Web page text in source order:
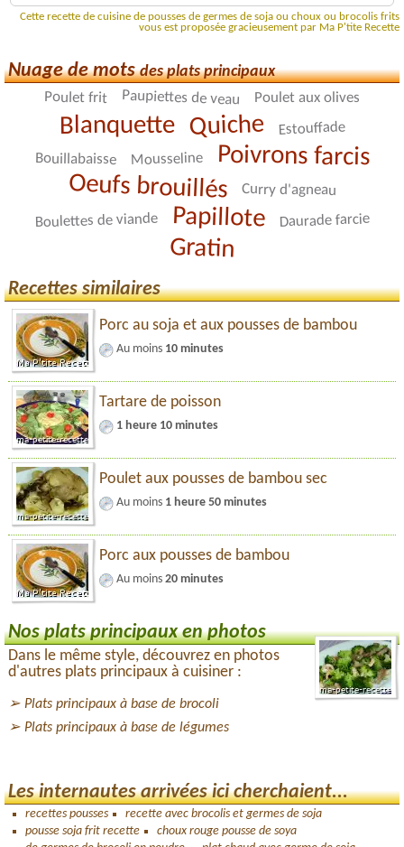
Cette recette de cuisine de pousses de germes de soja ou choux ou brocolis frits
vous est proposée gracieusement par Ma P'tite Recette
Nuage de motsdes plats principaux
Poulet frit Paupiettes de veau Poulet aux olives
Blanquette Quiche Estouffade
Bouillabaisse Mousseline Poivrons farcis
Oeufs brouillés Curry d'agneau
Boulettes de viande Papillote Daurade farcie
Gratin
Recettes similaires
Porc au soja et aux pousses de bambou
Au moins 10 minutes
Tartare de poisson
1 heure 10 minutes
Poulet aux pousses de bambou sec
Au moins 1 heure 50 minutes
Porc aux pousses de bambou
Au moins 20 minutes
Nos plats principaux en photos
Dans le même style, découvrez en photos
d'autres plats principaux à cuisiner :
Plats principaux à base de brocoli
Plats principaux à base de légumes
Les internautes arrivées ici cherchaient...
recettes pousses
recette avec brocolis et germes de soja
pousse soja frit recette
choux rouge pousse de soya